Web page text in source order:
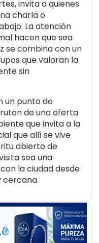
invita a quienes
charla o
La atención
hacen que sea
se combina con un
que valoran la
sin
un punto de
de una oferta
que invita a la
que allí se vive
abierto de
sea una
la ciudad desde
cercana.